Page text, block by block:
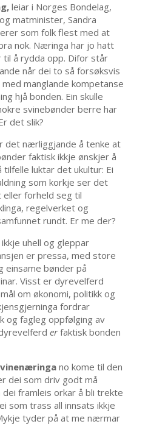
leiar i Norges Bondelag,
matminister, Sandra
som folk flest med at
nok. Næringa har jo hatt
til å rydda opp. Difor står
når dei to så forsøksvis
manglande kompetanse
hjå bonden. Ein skulle
svinebønder berre har
det slik?
det nærliggjande å tenke at
faktisk ikkje ønskjer å
tilfelle luktar det ukultur: Ei
som korkje ser det
eller forheld seg til
regelverket og
rundt. Er me der?
ikkje uhell og gleppar
er pressa, med store
einsame bønder på
Visst er dyrevelferd
om økonomi, politikk og
fordrar
og fagleg oppfølging av
erfaktisk bonden
no kome til den
dei som driv godt må
framleis orkar å bli trekte
som trass all innsats ikkje
tyder på at me nærmar